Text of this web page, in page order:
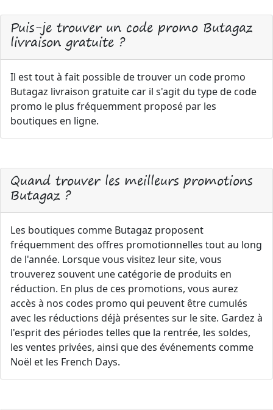
Puis-je trouver un code promo Butagaz
livraison gratuite ?
Il est tout à fait possible de trouver un code promo
Butagaz livraison gratuite car il s'agit du type de code
promo le plus fréquemment proposé par les
boutiques en ligne.
Quand trouver les meilleurs promotions
Butagaz ?
Les boutiques comme Butagaz proposent
fréquemment des offres promotionnelles tout au long
de l'année. Lorsque vous visitez leur site, vous
trouverez souvent une catégorie de produits en
réduction. En plus de ces promotions, vous aurez
accès à nos codes promo qui peuvent être cumulés
avec les réductions déjà présentes sur le site. Gardez à
l'esprit des périodes telles que la rentrée, les soldes,
les ventes privées, ainsi que des événements comme
Noël et les French Days.